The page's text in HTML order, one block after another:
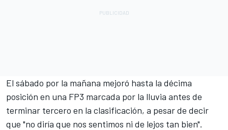
El sábado por la mañana mejoró hasta la décima
posición en una FP3 marcada por la lluvia antes de
terminar tercero en la clasificación, a pesar de decir
que "no diría que nos sentimos ni de lejos tan bien".